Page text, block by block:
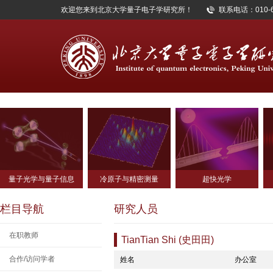
欢迎您来到北京大学量子电子学研究所！ 联系电话：
量子光学与量子信息 冷原子与精密测量 超快光学
栏目导航
在职教师
合作/访问学者
研究人员
TianTian Shi (史田田)
姓名 办公室